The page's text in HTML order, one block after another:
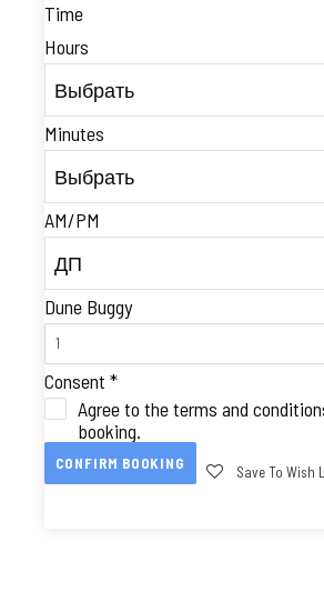
Time
Hours
Выбрать
Minutes
Выбрать
AM/PM
ДП
Dune Buggy
Consent *
Agree to the terms and
booking.
CONFIRM BOOKING Save To Wish